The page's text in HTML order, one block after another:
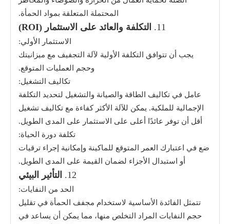
المحتملة المتعلقة بمواد الحمأة.
11. التكلفة والعائد على الاستثمار (ROI)
الاستثمار الأولي:
يجب أن تتوافق التكلفة الأولية لآلة التجفيف مع ميزانيتك
وحجم العمليات المتوقع.
تكاليف التشغيل:
عامل في تكاليف الطاقة والصيانة والتشغيل لتحديد التكلفة
الإجمالية للملكية. يمكن للآلة الأكثر كفاءة مع تكاليف تشغيل
أقل أن توفر عائدًا أعلى على الاستثمار على المدى الطويل.
تكلفة دورة الحياة:
ضع في اعتبارك العمر المتوقع للماكينة وإمكانية إجراء ترقيات
أو استبدال الأجزاء لضمان القيمة على المدى الطويل.
12. التأثير البيئي
الحد من النفايات:
تتمثل الفائدة الأساسية لاستخدام مجفف الحمأة في تقليل
حجم النفايات المراد التخلص منها، مما يمكن أن يساعد في